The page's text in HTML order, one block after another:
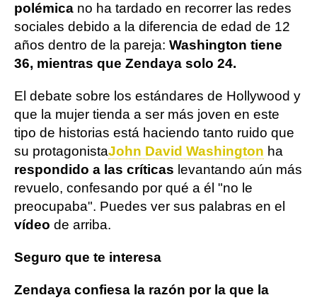
polémica no ha tardado en recorrer las redes
sociales debido a la diferencia de edad de 12
años dentro de la pareja: Washington tiene
36, mientras que Zendaya solo 24.
El debate sobre los estándares de Hollywood y
que la mujer tienda a ser más joven en este
tipo de historias está haciendo tanto ruido que
su protagonistaJohn David Washington ha
respondido a las críticas levantando aún más
revuelo, confesando por qué a él "no le
preocupaba". Puedes ver sus palabras en el
vídeo de arriba.
Seguro que te interesa
Zendaya confiesa la razón por la que la